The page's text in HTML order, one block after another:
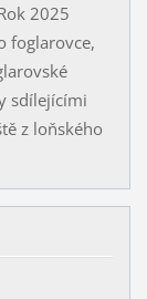
2025
foglarovce,
sdílejícími
z loňského